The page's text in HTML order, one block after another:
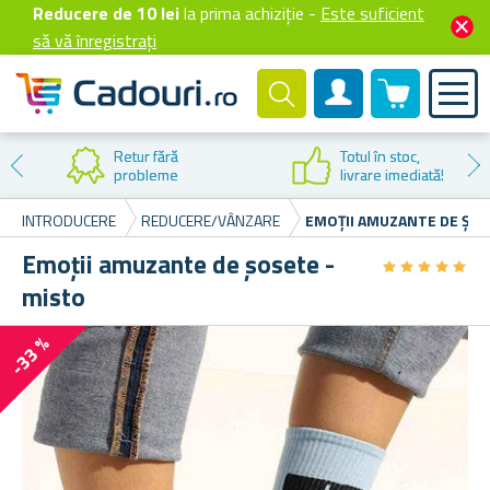
Reducere de 10 leila prima achiziție - Este suficient
să vă înregistrați
Cont client
0 produselor
Retur fără
probleme
Totul în stoc,
livrare imediată!
INTRODUCERE
REDUCERE/VÂNZARE EMOȚII AMUZANTE DE
Emoții amuzante de șosete -
misto
★★★★★
★★★★★
-33 %